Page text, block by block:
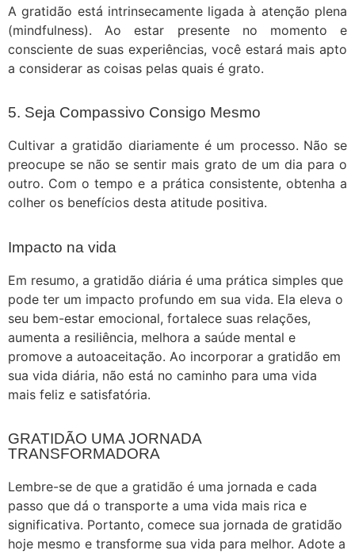
A gratidão está intrinsecamente ligada à atenção plena
(mindfulness). Ao estar presente no momento e
consciente de suas experiências, você estará mais apto
a considerar as coisas pelas quais é grato.
5. Seja Compassivo Consigo Mesmo
Cultivar a gratidão diariamente é um processo. Não se
preocupe se não se sentir mais grato de um dia para o
outro. Com o tempo e a prática consistente, obtenha a
colher os benefícios desta atitude positiva.
Impacto na vida
Em resumo, a gratidão diária é uma prática simples que
pode ter um impacto profundo em sua vida. Ela eleva o
seu bem-estar emocional, fortalece suas relações,
aumenta a resiliência, melhora a saúde mental e
promove a autoaceitação. Ao incorporar a gratidão em
sua vida diária, não está no caminho para uma vida
mais feliz e satisfatória.
GRATIDÃO UMA JORNADA
TRANSFORMADORA
Lembre-se de que a gratidão é uma jornada e cada
passo que dá o transporte a uma vida mais rica e
significativa. Portanto, comece sua jornada de gratidão
hoje mesmo e transforme sua vida para melhor. Adote a